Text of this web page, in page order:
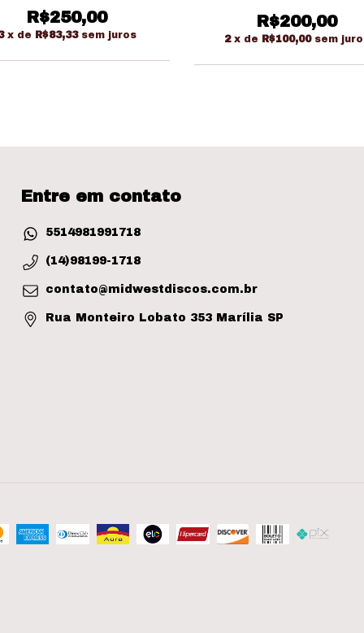
R$250,00
x de R$83,33 sem juros
R$200,00
2 x de R$100,00 sem
Entre em contato
5514981991718
(14)98199-1718
contato@midwestdiscos.com.br
Rua Monteiro Lobato 353 Marília SP